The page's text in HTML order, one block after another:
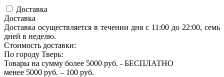
Доставка
Доставка
Доставка осуществляется в течении дня с 11:00 до 22:00, семь
дней в неделю.
Стоимость доставки:
По городу Тверь:
Товары на сумму более 5000 руб. - БЕСПЛАТНО
менее 5000 руб. – 100 руб.